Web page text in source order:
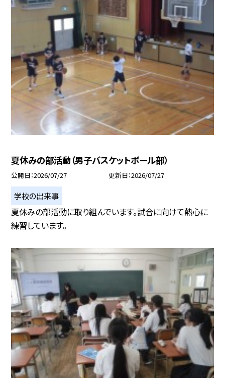
夏休みの部活動（男子バスケットボール部）
公開日 2026/07/27 更新日 2026/07/27
学校の出来事
夏休みの部活動に取り組んでいます。試合に向けて熱心に
練習しています。